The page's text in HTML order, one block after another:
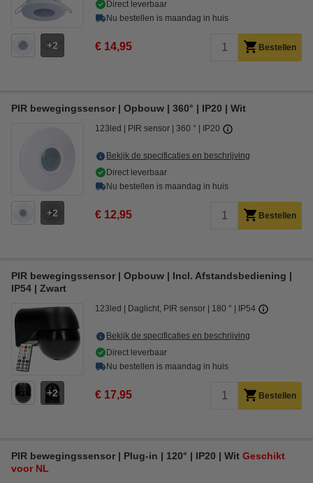
2
Direct leverbaar
Nu bestellen is maandag in huis
€ 14,95 Bestellen
PIR bewegingssensor | Opbouw | 360° | IP20 | Wit
2
123led PIR sensor 360 ° IP20
Bekijk de specificaties en beschrijving
Direct leverbaar
Nu bestellen is maandag in huis
€ 12,95 Bestellen
PIR bewegingssensor | Opbouw | Incl. Afstandsbediening |
IP54 | Zwart
2
123led Daglicht, PIR sensor 180 ° IP54
Bekijk de specificaties en beschrijving
Direct leverbaar
Nu bestellen is maandag in huis
€ 17,95 Bestellen
PIR bewegingssensor | Plug-in | 120° | IP20 | Wit Geschikt
voor NL